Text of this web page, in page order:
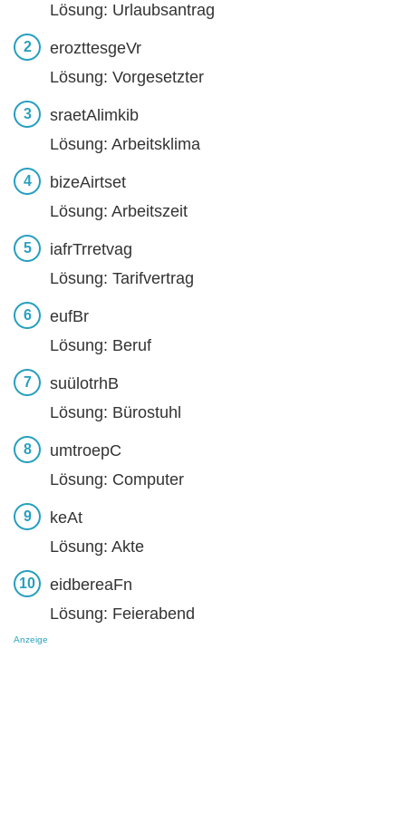
Lösung: Urlaubsantrag
erozttesgeVr
Lösung: Vorgesetzter
sraetAlimkib
Lösung: Arbeitsklima
bizeAirtset
Lösung: Arbeitszeit
iafrTrretvag
Lösung: Tarifvertrag
eufBr
Lösung: Beruf
suülotrhB
Lösung: Bürostuhl
umtroepC
Lösung: Computer
keAt
Lösung: Akte
eidbereaFn
Lösung: Feierabend
Anzeige